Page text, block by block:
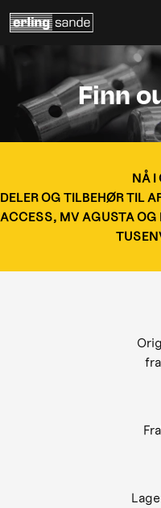
Finn
NÅ I
DELER OG TILBEHØR TIL
ACCESS, MV AGUSTA OG